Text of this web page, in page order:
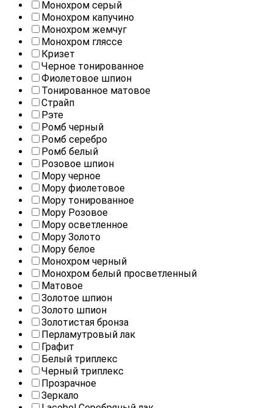
Монохром серый
Монохром капучино
Монохром жемчуг
Монохром гляссе
Кризет
Черное тонированное
Фиолетовое шпион
Тонированное матовое
Страйп
Рэте
Ромб черный
Ромб серебро
Ромб белый
Розовое шпион
Мору черное
Мору фиолетовое
Мору тонированное
Мору Розовое
Мору осветленное
Мору Золото
Мору белое
Монохром черный
Монохром белый просветленный
Матовое
Золотое шпион
Золото шпион
Золотистая бронза
Перламутровый лак
Графит
Белый триплекс
Черный триплекс
Прозрачное
Зеркало